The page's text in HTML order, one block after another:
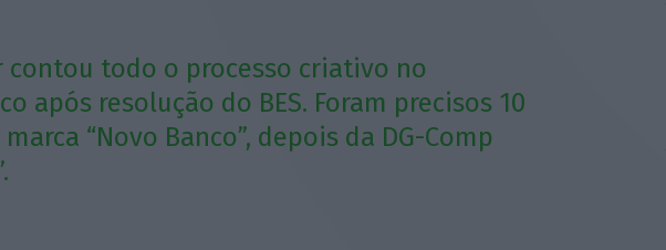
todo o processo criativo no
após resolução do BES. Foram precisos 10
“Novo Banco”, depois da DG-Comp